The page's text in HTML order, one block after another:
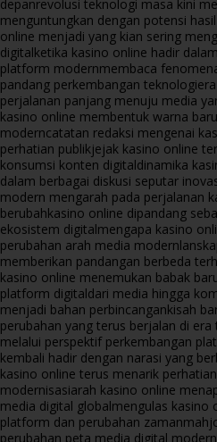
depanrevolusi teknologi masa kini
menguntungkan dengan potensi
online menjadi yang kian sering
digitalketika kasino online hadir
platform modernmembaca
pandang perkembangan teknologi
perjalanan panjang menuju media
kasino online membentuk warna
moderncatatan redaksi mengenai
perhatian publikjejak kasino online
konsumsi konten digitaldinamika
dalam berbagai diskusi seputar
modern mengarah pada perjalanan
berubahkasino online dipandang
ekosistem digitalmengapa kasino
perubahan arah media modern
memberikan pandangan berbeda
kasino online menemukan babak
platform digitaldari media hingga
menjadi bahan perbincangankisah
perubahan yang terus berjalan di era
melalui perspektif perkembangan
kembali hadir dengan narasi yang
kasino online terus menarik
modernisasiarah kasino online
media digital globalmengulas kasino
platform dan perubahan zaman
perubahan peta media digital modern